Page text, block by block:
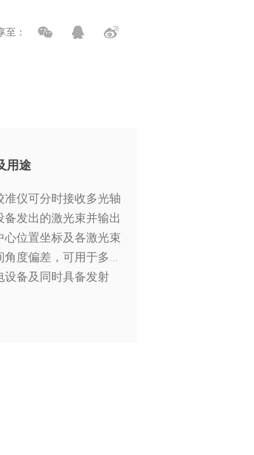
至：
用途
准仪可分时接收多光轴
备发出的激光束并输出
心位置坐标及各激光束
角度偏差，可用于多光
设备及同时具备发射